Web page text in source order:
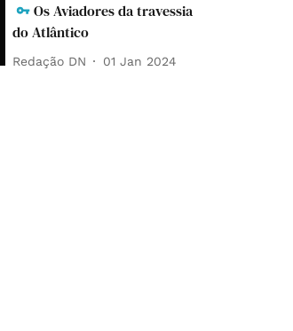
Os Aviadores da travessia
do Atlântico
Redação DN 01 Jan 2024